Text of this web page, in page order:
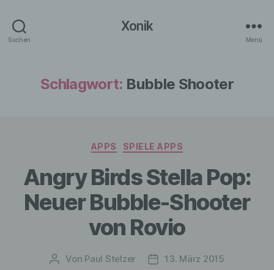
Suchen
Xonik
Menü
Schlagwort: Bubble Shooter
Kategorien
APPS SPIELE APPS
Angry Birds Stella Pop:
Neuer Bubble-Shooter
von Rovio
Beitragsautor
Von Paul Stelzer Veröffentlichungsdatum
13. März 2015